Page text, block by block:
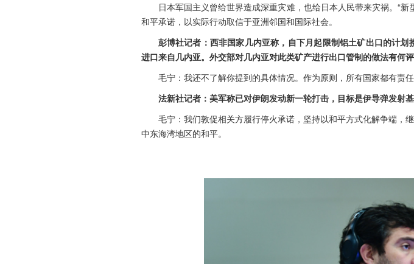
日本军国主义曾给世界造成深重灾难，也给日本人民带来灾祸。“
和平承诺，以实际行动取信于亚洲邻国和国际社会。
彭博社记者：西非国家几内亚称，自下月起限制铝土矿出口的计
进口来自几内亚。外交部对几内亚对此类矿产进行出口管制的做法有何
毛宁：我还不了解你提到的具体情况。作为原则，所有国家都有责任
法新社记者：美军称已对伊朗发动新一轮打击，目标是伊导弹发射
毛宁：我们敦促相关方履行停火承诺，坚持以和平方式化解争端，
中东海湾地区的和平。